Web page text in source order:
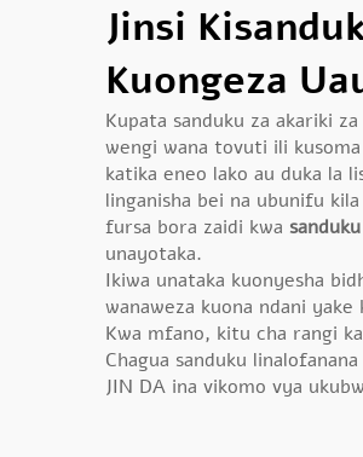
Jinsi
Kuongeza
Kupata sanduku za akariki
wengi wana tovuti ili
katika eneo lako au duka la
linganisha bei na ubunifu
fursa bora zaidi kwa
unayotaka.
Ikiwa unataka kuonyesha
wanaweza kuona ndani
Kwa mfano, kitu cha rangi
Chagua sanduku
JIN DA ina vikomo vya